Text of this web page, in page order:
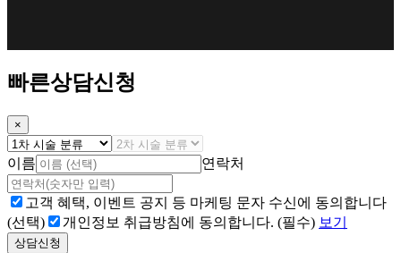
빠른상담신청
×
이름 연락처
고객 혜택, 이벤트 공지 등 마케팅 문자 수신에 동의합니다
(선택)
개인정보 취급방침에 동의합니다. (필수) 보기
상담신청